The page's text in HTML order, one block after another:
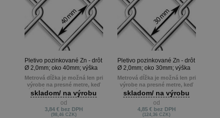
Pletivo pozinkované Zn - drôt
Ø 2,0mm; oko 40mm; výška
150cm
Metrová dĺžka je možná len pri
výrobe na presné metre, keď
zákazník potrebuje napr. 22m ,
13m atď.
Min. odber je 10 m.
skladom/ na výrobu
od
3,84 € bez DPH
(98,46 CZK)
Pletivo pozinkované Zn - drôt
Ø 2,0mm; oko 30mm; výška
150cm
Metrová dĺžka je možná len pri
výrobe na presné metre, keď
zákazník potrebuje napr. 22m ,
13m atď.
Min. odber je 10 m.
skladom/ na výrobu
od
4,85 € bez DPH
(124,36 CZK)